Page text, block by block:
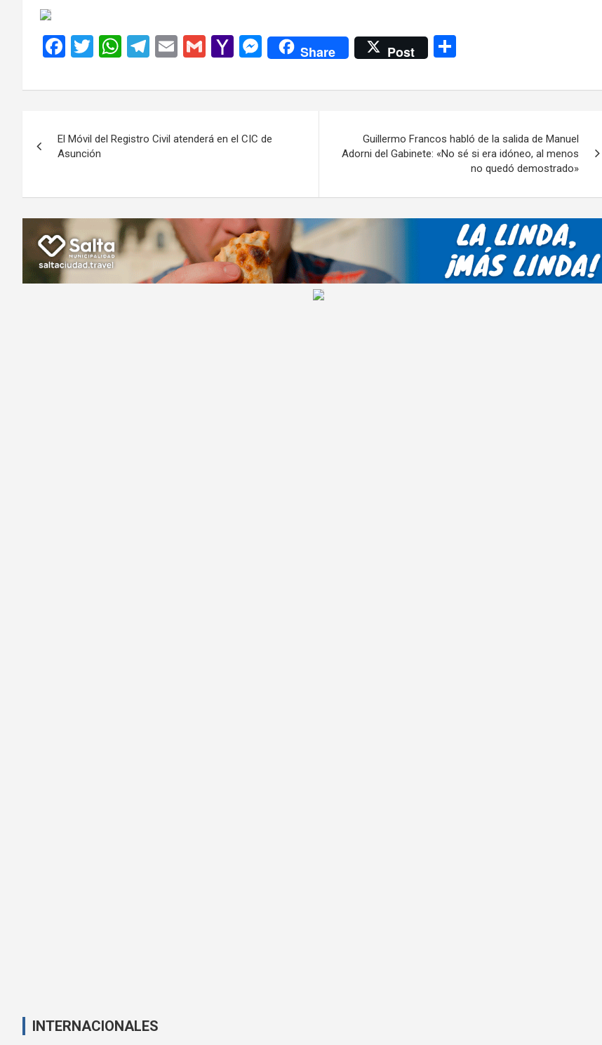
F
ce
o
o
T
tt
W
at
A
T
e
a
E
ail
G
ail
Y
h
o
M
se
g
Share Post
m
ar
tir
de
El Móvil del Registro Civil atenderá en el CIC de
Asunción
Guillermo Francos habló de la salida de Manuel
Adorni del Gabinete: «No sé si era idóneo, al menos
no quedó demostrado»
INTERNACIONALES